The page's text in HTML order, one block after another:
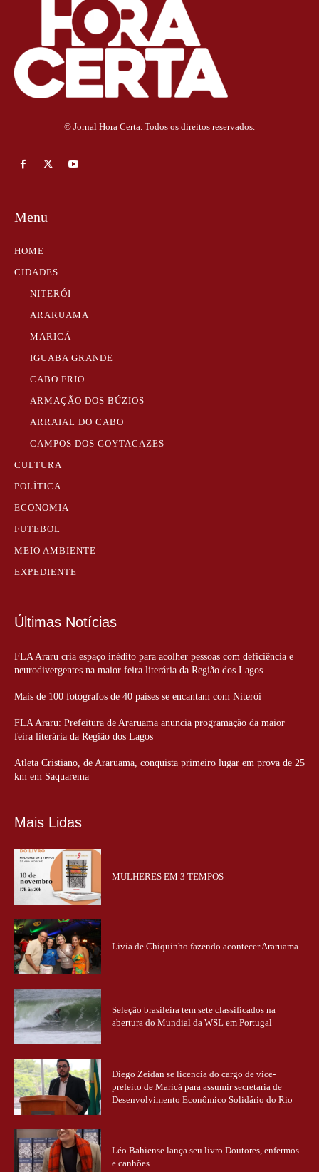
© Jornal Hora Certa. Todos os direitos reservados.
Menu
HOME
CIDADES
NITERÓI
ARARUAMA
MARICÁ
IGUABA GRANDE
CABO FRIO
ARMAÇÃO DOS BÚZIOS
ARRAIAL DO CABO
CAMPOS DOS GOYTACAZES
CULTURA
POLÍTICA
ECONOMIA
FUTEBOL
MEIO AMBIENTE
EXPEDIENTE
Últimas Notícias
FLA Araru cria espaço inédito para acolher pessoas com deficiência e
neurodivergentes na maior feira literária da Região dos Lagos
Mais de 100 fotógrafos de 40 países se encantam com Niterói
FLA Araru: Prefeitura de Araruama anuncia programação da maior
feira literária da Região dos Lagos
Atleta Cristiano, de Araruama, conquista primeiro lugar em prova de 25
km em Saquarema
Mais Lidas
MULHERES EM 3 TEMPOS
Livia de Chiquinho fazendo acontecer Araruama
Seleção brasileira tem sete classificados na
abertura do Mundial da WSL em Portugal
Diego Zeidan se licencia do cargo de vice-
prefeito de Maricá para assumir secretaria de
Desenvolvimento Econômico Solidário do Rio
Léo Bahiense lança seu livro Doutores, enfermos
e canhões